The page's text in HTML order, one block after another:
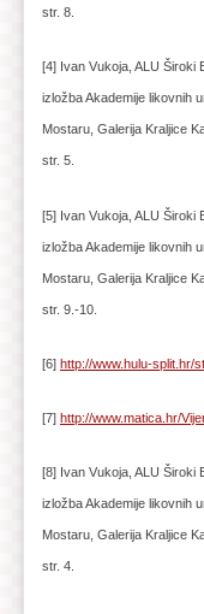
str. 8.
[4] Ivan Vukoja, ALU Široki
izložba Akademije likovnih
Mostaru, Galerija Kraljice
str. 5.
[5] Ivan Vukoja, ALU Široki
izložba Akademije likovnih
Mostaru, Galerija Kraljice
str. 9.-10.
[6] http://www.hulu-split.hr/
[7] http://www.matica.hr/
[8] Ivan Vukoja, ALU Široki
izložba Akademije likovnih
Mostaru, Galerija Kraljice
str. 4.